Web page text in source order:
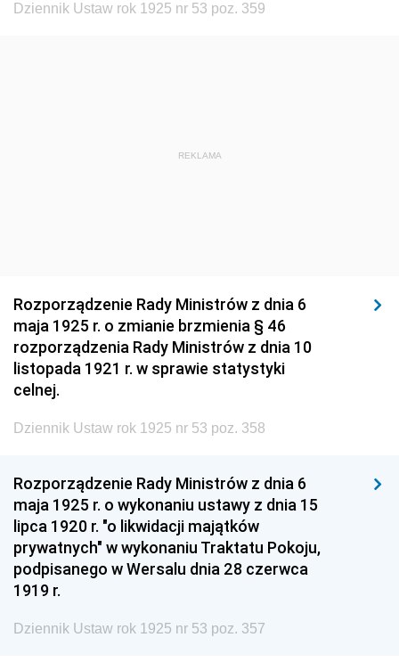
Dziennik Ustaw rok 1925 nr 53 poz. 359
REKLAMA
Rozporządzenie Rady Ministrów z dnia 6
maja 1925 r. o zmianie brzmienia § 46
rozporządzenia Rady Ministrów z dnia 10
listopada 1921 r. w sprawie statystyki
celnej.
Dziennik Ustaw rok 1925 nr 53 poz. 358
Rozporządzenie Rady Ministrów z dnia 6
maja 1925 r. o wykonaniu ustawy z dnia 15
lipca 1920 r. "o likwidacji majątków
prywatnych" w wykonaniu Traktatu Pokoju,
podpisanego w Wersalu dnia 28 czerwca
1919 r.
Dziennik Ustaw rok 1925 nr 53 poz. 357